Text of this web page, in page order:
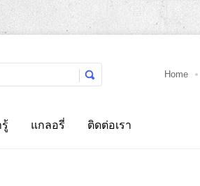
Home
แกลอรี่ ติดต่อเรา